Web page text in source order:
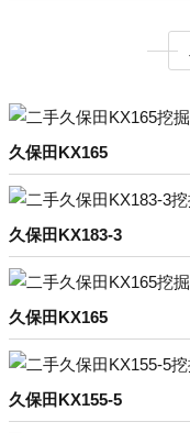
久保田KX165
久保田KX183-3
久保田KX165
久保田KX155-5